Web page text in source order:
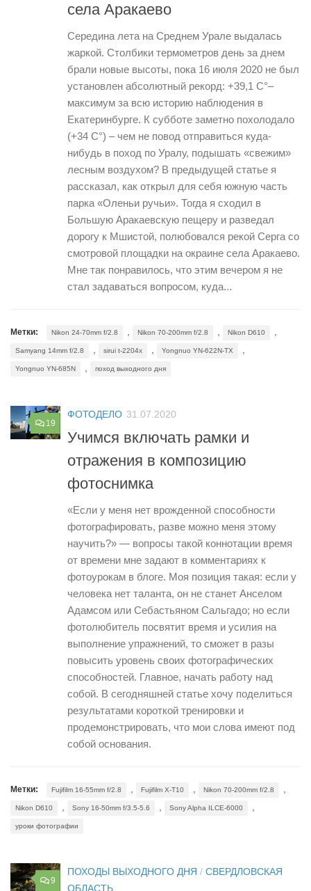
села Аракаево
Середина лета на Среднем Урале выдалась
жаркой. Столбики термометров день за днем
брали новые высоты, пока 16 июля 2020 не был
установлен абсолютный рекорд: +39,1 С°–
максимум за всю историю наблюдения в
Екатеринбурге. К субботе заметно похолодало
(+34 С°) – чем не повод отправиться куда-
нибудь в поход по Уралу, подышать «свежим»
лесным воздухом? В предыдущей статье я
рассказал, как открыл для себя южную часть
парка «Оленьи ручьи». Тогда я сходил в
Большую Аракаевскую пещеру и разведал
дорогу к Мшистой, полюбовался рекой Серга со
смотровой площадки на окраине села Аракаево.
Мне так понравилось, что этим вечером я не
стал задаваться вопросом, куда...
Метки: Nikon 24-70mm f/2.8 , Nikon 70-200mm f/2.8 , Nikon D610 ,
Samyang 14mm f/2.8 , sirui t-2204x , Yongnuo YN-622N-TX ,
Yongnuo YN-685N , поход выходного дня
19
ФОТОДЕЛО 31.07.2020
Учимся включать рамки и
отражения в композицию
фотоснимка
«Если у меня нет врожденной способности
фотографировать, разве можно меня этому
научить?» — вопросы такой коннотации время
от времени мне задают в комментариях к
фотоурокам в блоге. Моя позиция такая: если у
человека нет таланта, он не станет Анселом
Адамсом или Себастьяном Сальгадо; но если
фотолюбитель посвятит время и усилия на
выполнение упражнений, то сможет в разы
повысить уровень своих фотографических
способностей. Главное, начать работу над
собой. В сегодняшней статье хочу поделиться
результатами короткой тренировки и
продемонстрировать, что мои слова имеют под
собой основания.
Метки: Fujifilm 16-55mm f/2.8 Fujifilm X-T10 Nikon 70-200mm f/2.8
Nikon D610 Sony 16-50mm f/3.5-5.6 Sony Alpha ILCE-6000
уроки фотографии
9
ПОХОДЫ ВЫХОДНОГО ДНЯ / СВЕРДЛОВСКАЯ
ОБЛАСТЬ